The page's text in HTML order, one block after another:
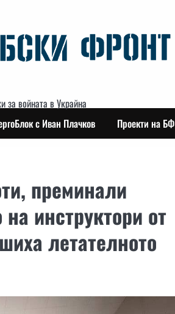
за войната в Украйна
с Иван Плачков Проекти на БФ
преминали
инструктори от
летателното